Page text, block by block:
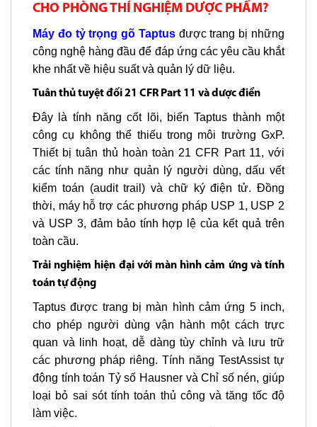
CHO PHÒNG THÍ NGHIỆM DƯỢC PHẨM?
Máy đo tỷ trọng gõ Taptusđược trang bị những
công nghệ hàng đầu để đáp ứng các yêu cầu khắt
khe nhất về hiệu suất và quản lý dữ liệu.
Tuân thủ tuyệt đối 21 CFR Part 11 và dược điển
Đây là tính năng cốt lõi, biến Taptus thành một
công cụ không thể thiếu trong môi trường GxP.
Thiết bị tuân thủ hoàn toàn 21 CFR Part 11, với
các tính năng như quản lý người dùng, dấu vết
kiểm toán (audit trail) và chữ ký điện tử. Đồng
thời, máy hỗ trợ các phương pháp USP 1, USP 2
và USP 3, đảm bảo tính hợp lệ của kết quả trên
toàn cầu.
Trải nghiệm hiện đại với màn hình cảm ứng và tính
toán tự động
Taptus được trang bị màn hình cảm ứng 5 inch,
cho phép người dùng vận hành một cách trực
quan và linh hoạt, dễ dàng tùy chỉnh và lưu trữ
các phương pháp riêng. Tính năng TestAssist tự
động tính toán Tỷ số Hausner và Chỉ số nén, giúp
loại bỏ sai sót tính toán thủ công và tăng tốc độ
làm việc.